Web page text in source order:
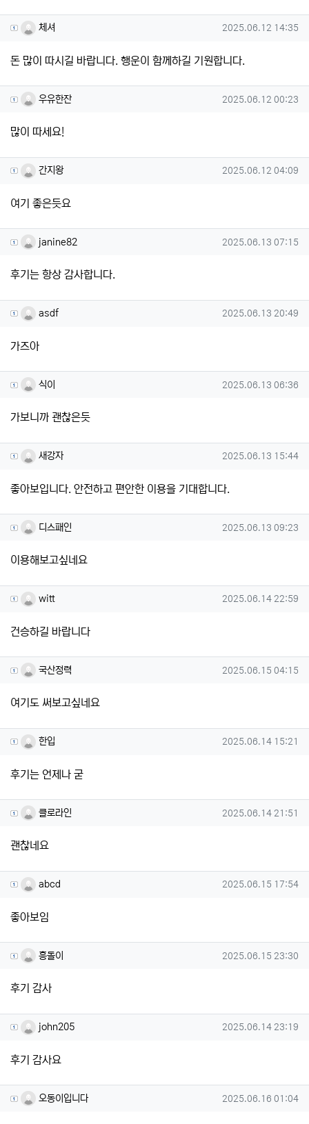
체셔님의 댓글
체셔 작성일
2025.06.12 14:35
돈 많이 따시길 바랍니다. 행운이 함께하길 기원합니다.
우유한잔님의 댓글
우유한잔 작성일
2025.06.12 00:23
많이 따세요!
간지왕님의 댓글
간지왕 작성일
2025.06.12 04:09
여기 좋은듯요
janine82님의 댓글
janine82 작성일
2025.06.13 07:15
후기는 항상 감사합니다.
asdf님의 댓글
asdf 작성일
2025.06.13 20:49
가즈아
식이님의 댓글
식이 작성일
2025.06.13 06:36
가보니까 괜찮은듯
새강자님의 댓글
새강자 작성일
2025.06.13 15:44
좋아보입니다. 안전하고 편안한 이용을 기대합니다.
디스패인님의 댓글
디스패인 작성일
2025.06.13 09:23
이용해보고싶네요
witt님의 댓글
witt 작성일
2025.06.14 22:59
건승하길 바랍니다
국산정력님의 댓글
국산정력 작성일
2025.06.15 04:15
여기도 써보고싶네요
한입님의 댓글
한입 작성일
2025.06.14 15:21
후기는 언제나 굳
클로라인님의 댓글
클로라인 작성일
2025.06.14 21:51
괜찮네요
abcd님의 댓글
abcd 작성일
2025.06.15 17:54
좋아보임
흥돌이님의 댓글
흥돌이 작성일
2025.06.15 23:30
후기 감사
john205님의 댓글
john205 작성일
2025.06.14 23:19
후기 감사요
오동이입니다님의 댓글
오동이입니다 작성일
2025.06.16 01:04